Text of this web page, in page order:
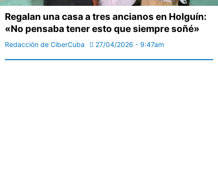
Regalan una casa a tres ancianos en Holguín:
«No pensaba tener esto que siempre soñé»
Redacción de CiberCuba 27/04/2026 - 9:47am